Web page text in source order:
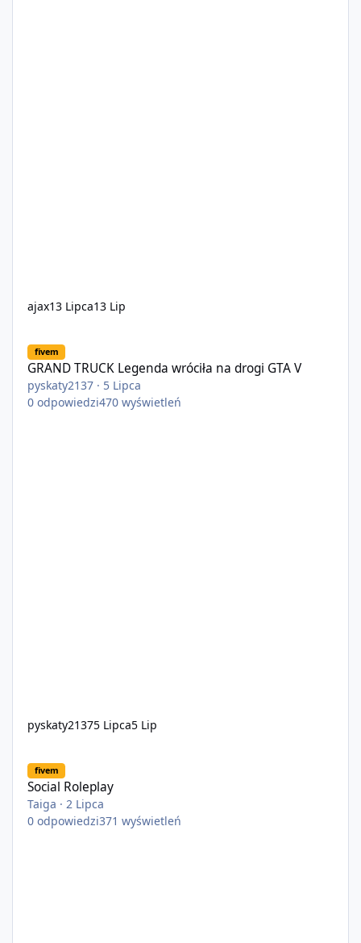
ajax13 Lipca13 Lip
fivem
GRAND TRUCK Legenda wróciła na drogi GTA V
pyskaty2137 · 5 Lipca
0 odpowiedzi470 wyświetleń
pyskaty21375 Lipca5 Lip
fivem
Social Roleplay
Taiga · 2 Lipca
0 odpowiedzi371 wyświetleń